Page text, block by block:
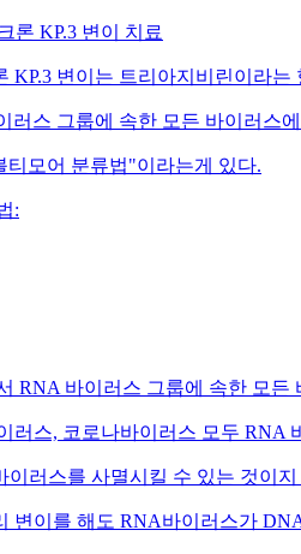
론 KP.3 변이 치료
KP.3 변이는 트리아지비린이라
러스 그룹에 속한 모든 바이러스
티모어 분류법"이라는게 있다.
:
RNA 바이러스 그룹에 속한 모
러스, 코로나바이러스 모두 RNA
이러스를 사멸시킬 수 있는 것이
변이를 해도 RNA바이러스가